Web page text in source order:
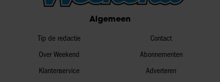
partners kunnen deze gegevens combineren met andere
informatie die u aan ze heeft verstrekt of die ze hebben
gaat akkoord met onze cookies als u onze website blijft
gebruiken.
Algemeen
Tip de redactie
Over Weekend
Klantenservice
Contact
Abonnementen
Adverteren